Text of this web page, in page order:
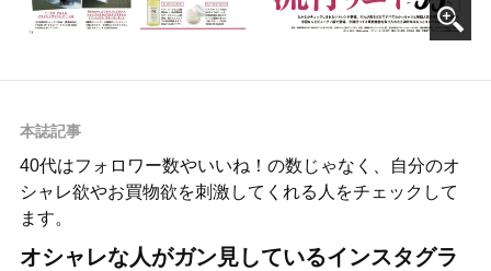
本誌記事
40代はフォロワー数やいいね！の数じゃなく、自分のオ
シャレ欲やお買物欲を刺激してくれる人をチェックして
ます。
オシャレな人がガン見しているインスタグラ